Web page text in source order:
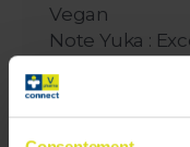
Vegan
Note Yuka :
90% ont vu
77%* ont vu